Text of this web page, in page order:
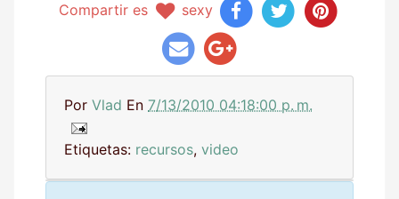
Compartir es sexy
Por Vlad En 7/13/2010 04:18:00 p. m.
Etiquetas: recursos, video